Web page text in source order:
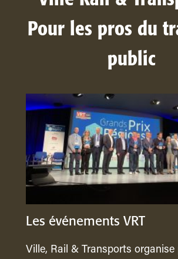
Pour les pros du
public
Les événements VRT
Ville, Rail & Transports organise